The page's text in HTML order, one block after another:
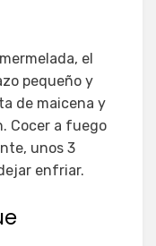
el
pequeño y
de maicena y
Cocer a fuego
unos 3
enfriar.